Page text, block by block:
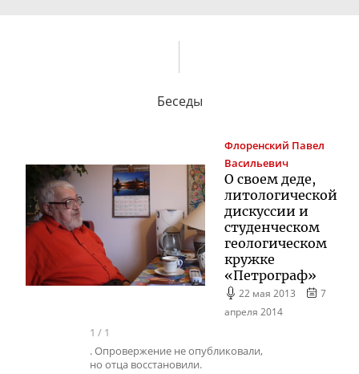
Беседы
Флоренский Павел
Васильевич
О своем деде,
литологической
дискуссии и
студенческом
геологическом
кружке
«Петрограф»
22 мая 2013
7
апреля 2014
1 / 1
. Опровержение не опубликовали,
но отца восстановили.